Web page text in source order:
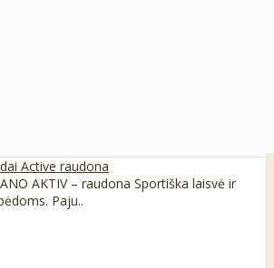
Active raudona
AKTIV – raudona Sportiška laisvė ir
Paju..